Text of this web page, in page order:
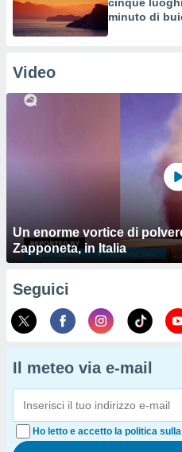
minuto di
Video
Un enorme vortice di
Zapponeta, in Italia
Seguici
Il meteo via e-mail
Ho letto e accetto la politica